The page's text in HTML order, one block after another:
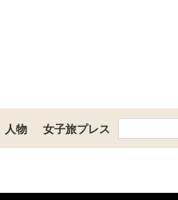
人物 女子旅プレス